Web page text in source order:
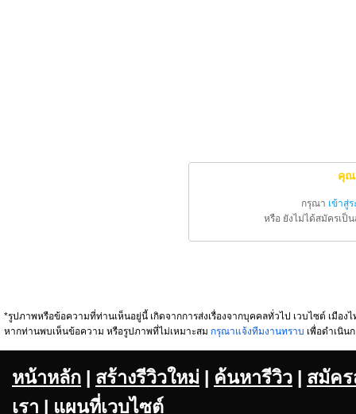
คุณ
กรุณา เข้าสู่
หรือ ยังไม่ได้สมัครเป็
*รูปภาพหรือข้อความที่ท่านเห็นอยู่นี้ เกิดจากการส่งเรื่องจากบุคคลทั่วไป เวบไซต์ เมือ
หากท่านพบเห็นข้อความ หรือรูปภาพที่ไม่เหมาะสม กรุณาแจ้งทีมงานทราบ เพื่อดำเนิน
หน้าหลัก | สร้างรีวิวใหม่ | ค้นหารีวิว | สมัค
เรา | แผนที่เวบไซต์